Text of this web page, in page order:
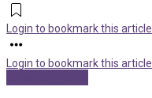
Login to bookmark this article
Login to bookmark this article